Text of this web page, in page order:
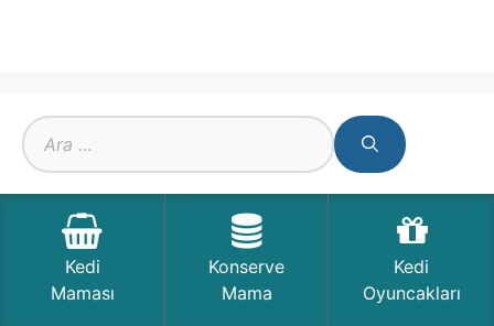
için
ara
Son Yazılar
Kedi
Maması
Konserve
Mama
Kedi
Oyuncakları